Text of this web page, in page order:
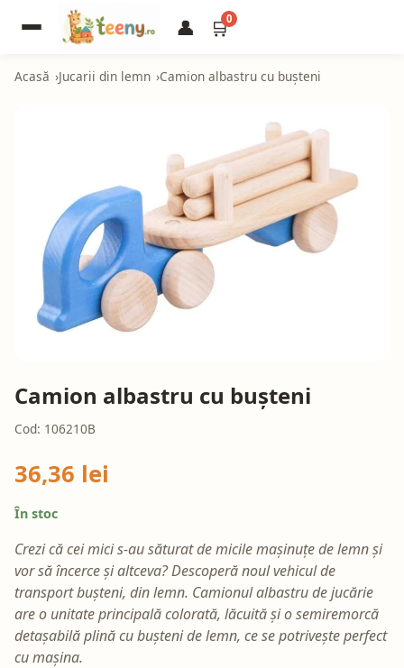
👤 🛒0
Acasă Jucarii din lemn Camion albastru cu bușteni
Camion albastru cu bușteni
Cod: 106210B
36,36 lei
În stoc
Crezi că cei mici s-au săturat de micile mașinuțe de lemn și
vor să încerce și altceva? Descoperă noul vehicul de
transport bușteni, din lemn. Camionul albastru de jucărie
are o unitate principală colorată, lăcuită și o semiremorcă
detașabilă plină cu bușteni de lemn, ce se potrivește perfect
cu mașina.